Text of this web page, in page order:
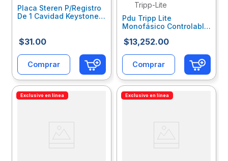
Placa Steren P/Registro
De 1 Cavidad Keystone
$31.00
Comprar
Tripp-Lite
Pdu Tripp Lite
Monofásico Controlable
Automática 1.9Kw
12 Trvsupab060
$13,252.00
Comprar
Exclusivo en línea Exclusivo en línea